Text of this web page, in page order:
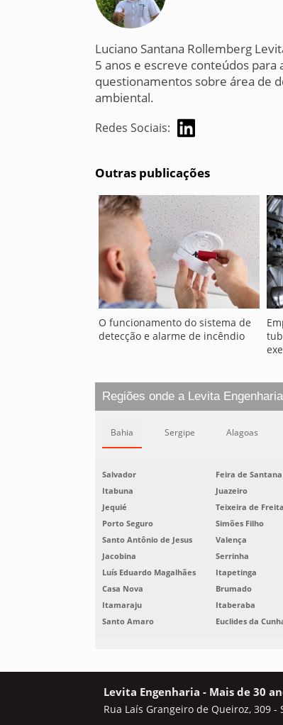
Luciano Santana Rollemberg
5 anos e escreve conteúdos
questionamentos sobre área de
ambiental.
Redes Sociais:
Outras publicações
O funcionamento do sistema de
detecção e alarme de incêndio
Regiões onde a Levita
Bahia Sergipe Alagoas
Salvador Feira de Santana
Itabuna
Juazeiro
Jequié
Teixeira de
Porto Seguro
Simões Filho
Santo Antônio de Jesus
Valença
Jacobina
Serrinha
Luís Eduardo Magalhães
Itapetinga
Casa Nova
Brumado
Itamaraju
Itaberaba
Santo Amaro
Euclides da
Levita Engenharia - Mais de 30
Rua Laís Grangeiro de Queiroz, 309 -